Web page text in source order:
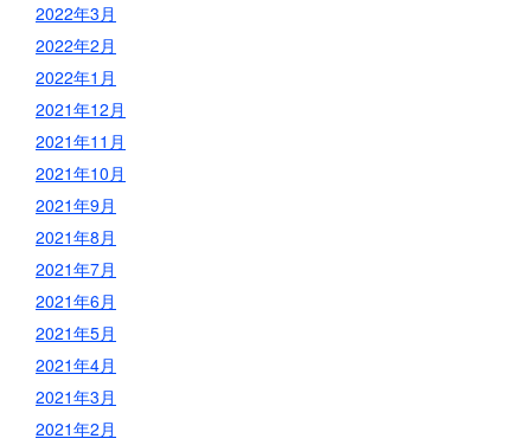
2022年3月
2022年2月
2022年1月
2021年12月
2021年11月
2021年10月
2021年9月
2021年8月
2021年7月
2021年6月
2021年5月
2021年4月
2021年3月
2021年2月